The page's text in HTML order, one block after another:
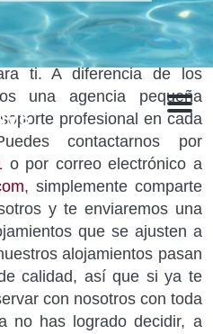
M
e
n
u
lo importante que
ofrecemos un enfoque
a encontrar la casa
ti. A diferencia de los
una agencia pequeña
profesional en cada
contactarnos por
o por correo electrónico a
, simplemente comparte
y te enviaremos una
que se ajusten a
alojamientos pasan
calidad, así que si ya te
con nosotros con toda
no has logrado decidir, a